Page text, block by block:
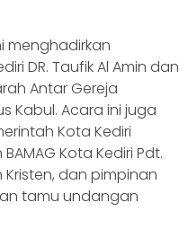
menghadirkan
DR. Taufik Al Amin dan
Antar Gereja
Kabul. Acara ini juga
Kota Kediri
Kota Kediri Pdt.
dan pimpinan
tamu undangan